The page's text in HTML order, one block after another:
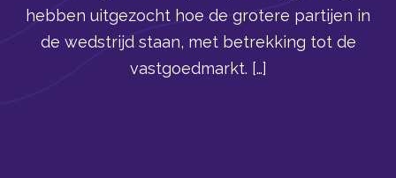
hebben uitgezocht hoe de grotere partijen in
de wedstrijd staan, met betrekking tot de
vastgoedmarkt. […]